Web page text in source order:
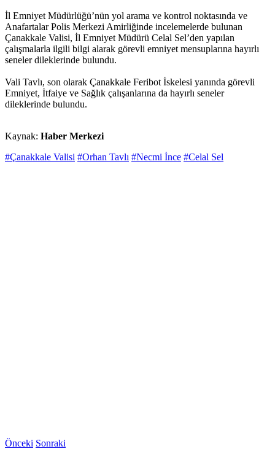
İl Emniyet Müdürlüğü’nün yol arama ve kontrol noktasında ve
Anafartalar Polis Merkezi Amirliğinde incelemelerde bulunan
Çanakkale Valisi, İl Emniyet Müdürü Celal Sel’den yapılan
çalışmalarla ilgili bilgi alarak görevli emniyet mensuplarına hayırlı
seneler dileklerinde bulundu.
Vali Tavlı, son olarak Çanakkale Feribot İskelesi yanında görevli
Emniyet, İtfaiye ve Sağlık çalışanlarına da hayırlı seneler
dileklerinde bulundu.
Kaynak: Haber Merkezi
#Çanakkale Valisi #Orhan Tavlı #Necmi İnce #Celal Sel
Önceki Sonraki